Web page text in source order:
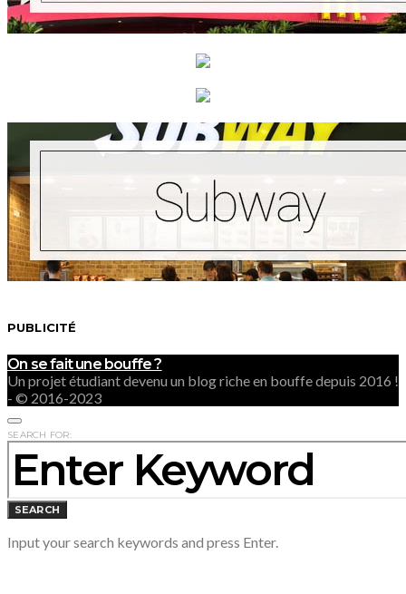
PUBLICITÉ
On se fait une bouffe ?
Un projet étudiant devenu un blog riche en bouffe depuis 2016 !
- © 2016-2023
SEARCH FOR:
SEARCH
Input your search keywords and press Enter.